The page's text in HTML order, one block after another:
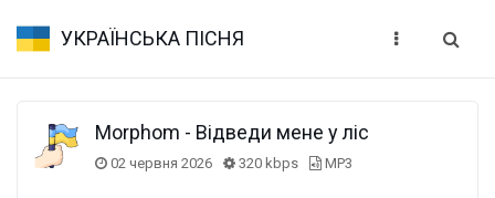
УКРАЇНСЬКА ПІСНЯ
Morphom - Відведи мене у ліс
02 червня 2026 320 kbps MP3